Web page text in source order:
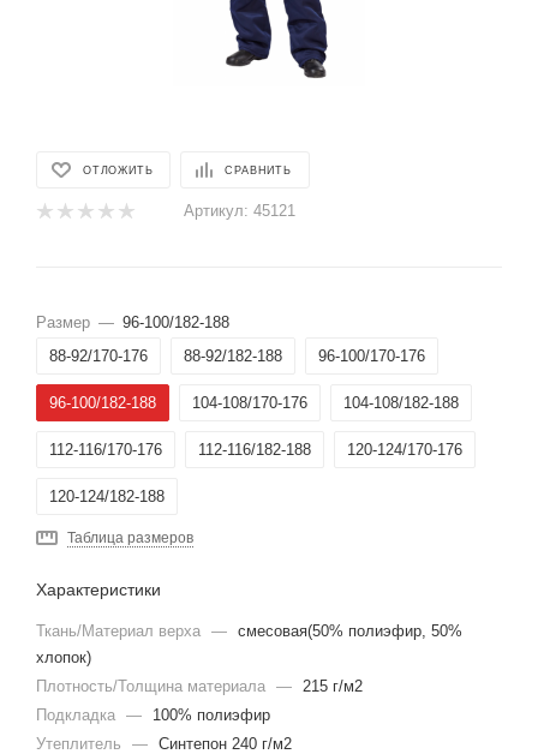
ОТЛОЖИТЬ СРАВНИТЬ
Артикул: 45121
Размер — 96-100/182-188
88-92/170-176
88-92/182-188 96-100/170-176
96-100/182-188 104-108/170-176 104-108/182-188
112-116/170-176 112-116/182-188 120-124/170-176
120-124/182-188
Таблица размеров
Характеристики
Ткань/Материал верха — смесовая(50% полиэфир, 50%
хлопок)
Плотность/Толщина материала — 215 г/м2
Подкладка —
100% полиэфир
Утеплитель
— Синтепон 240 г/м2